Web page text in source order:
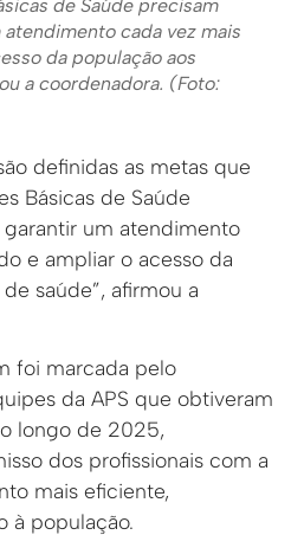
de Saúde precisam
cada vez mais
da população aos
a coordenadora. (Foto:
definidas as metas que
Básicas de Saúde
um atendimento
e ampliar o acesso da
saúde”, afirmou a
foi marcada pelo
da APS que obtiveram
longo de 2025,
dos profissionais com a
mais eficiente,
à população.